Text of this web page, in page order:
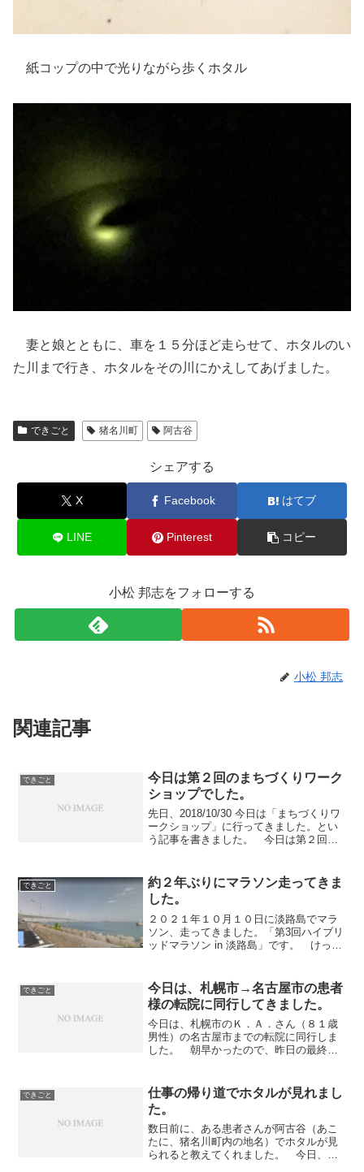
紙コップの中で光りながら歩くホタル
妻と娘とともに、車を１５分ほど走らせて、ホタルのい
た川まで行き、ホタルをその川にかえしてあげました。
できごと 猪名川町 阿古谷
シェアする
X Facebook はてブ
LINE Pinterest コピー
小松 邦志をフォローする
小松 邦志
関連記事
できごと
今日は第２回のまちづくりワーク
ショップでした。
先日、2018/10/30 今日は「まちづくりワ
ークショップ」に行ってきました。とい
う記事を書きました。 今日は第２回が
で、集まったみなさんと語り合いまし
た。 猪名川町...
できごと
約２年ぶりにマラソン走ってきま
した。
２０２１年１０月１０日に淡路島でマラ
ソン、走ってきました。「第3回ハイブリ
ッドマラソン in 淡路島」です。 けっこ
のですが、コロナ禍のためにマラソン大
会自体がほとんど...
できごと
今日は、札幌市→名古屋市の患者
様の転院に同行してきました。
今日は、札幌市のＫ．Ａ．さん（８１歳
男性）の名古屋市までの転院に同行しま
した。 朝早かったので、昨日の最終の
り吹雪でした。 札幌に住んでいる息子
のところで一泊しました。...
できごと
仕事の帰り道でホタルが見れまし
た。
数日前に、ある患者さんが阿古谷（あこ
たに、猪名川町内の地名）でホタルが見
られると教えてくれました。 今日、仕